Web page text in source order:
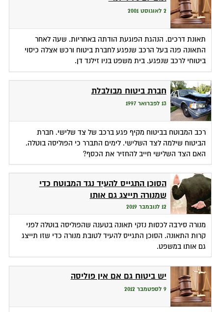
2 לאוגוסט 2001
תאונת דרכים. הנהגת הפוגעת הודתה באחריות. שעה לאחר
התאונה פנה בעל הרכב שנפגע לחברת ביטוח ורכש אצלה כיסוי
ביטוחי לרכב שנפגע. בית משפט בניו זילנד דן.
חברת ביטוח מבולבלת
13 לפברואר 1997
רכב המבוטח בביטוח מקיף פגע ברכב של צד שלישי. חברת
הביטוח שילמה לצד השלישי. לימים התברר כי הפוליסה בוטלה.
האם הצד השלישי חייב להחזיר את הכסף?
הסוכן התגייס להעיד נגד המבוטח כדי
שמנורה תייצג גם אותו
12 לנובמבר 2019
מנורה סירבה לכסות נזקי תאונה בטענה שהפוליסה בוטלה לפני
קרות התאונה. הסוכן התגייס להעיד לטובת מנורה כדי שזו תייצג
גם אותו במשפט.
יש ביטוח גם אם אין פוליסה
9 לספטמבר 2012